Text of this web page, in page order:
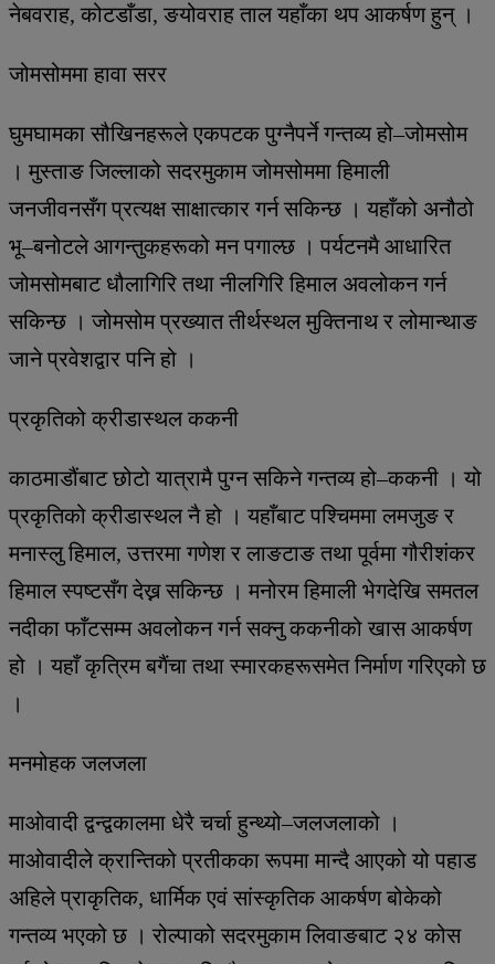
नेबवराह, कोटडाँडा, ङयोवराह ताल यहाँका थप आकर्षण हुन् ।
जोमसोममा हावा सरर
घुमघामका सौखिनहरूले एकपटक पुग्नैपर्ने गन्तव्य हो–जोमसोम
। मुस्ताङ जिल्लाको सदरमुकाम जोमसोममा हिमाली
जनजीवनसँग प्रत्यक्ष साक्षात्कार गर्न सकिन्छ । यहाँको अनौठो
भू–बनोटले आगन्तुकहरूको मन पगाल्छ । पर्यटनमै आधारित
जोमसोमबाट धौलागिरि तथा नीलगिरि हिमाल अवलोकन गर्न
सकिन्छ । जोमसोम प्रख्यात तीर्थस्थल मुक्तिनाथ र लोमान्थाङ
जाने प्रवेशद्वार पनि हो ।
प्रकृतिको क्रीडास्थल ककनी
काठमाडौंबाट छोटो यात्रामै पुग्न सकिने गन्तव्य हो–ककनी । यो
प्रकृतिको क्रीडास्थल नै हो । यहाँबाट पश्चिममा लमजुङ र
मनास्लु हिमाल, उत्तरमा गणेश र लाङटाङ तथा पूर्वमा गौरीशंकर
हिमाल स्पष्टसँग देख्न सकिन्छ । मनोरम हिमाली भेगदेखि समतल
नदीका फाँटसम्म अवलोकन गर्न सक्नु ककनीको खास आकर्षण
हो । यहाँ कृत्रिम बगैंचा तथा स्मारकहरूसमेत निर्माण गरिएको छ
।
मनमोहक जलजला
माओवादी द्वन्द्वकालमा धेरै चर्चा हुन्थ्यो–जलजलाको ।
माओवादीले क्रान्तिको प्रतीकका रूपमा मान्दै आएको यो पहाड
अहिले प्राकृतिक, धार्मिक एवं सांस्कृतिक आकर्षण बोकेको
गन्तव्य भएको छ । रोल्पाको सदरमुकाम लिवाङबाट २४ कोस